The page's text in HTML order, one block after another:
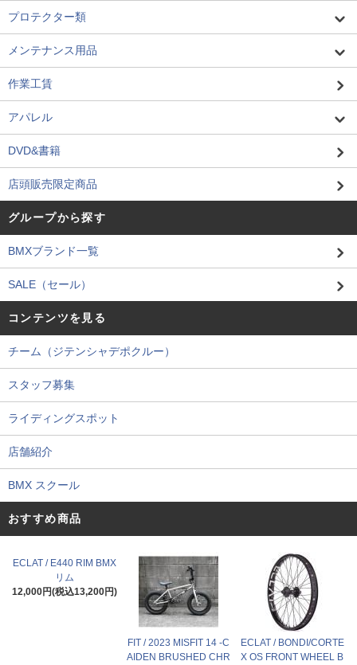
プロテクター類
メンテナンス用品
作業工賃
アパレル
DVD&書籍
店頭販売限定商品
グループから探す
BMXブランド一覧
SALE（セール）
コンテンツを見る
チーム（ジテンシャデポクルー）
スタッフ募集
ライディングスポット
店舗紹介
BMX スクール
おすすめ商品
ECLAT / E440 RIM BMX
リム
12,000円(税込13,200円)
FIT / 2023 MISFIT 14 -C
AIDEN BRUSHED CHR
ECLAT / BONDI/CORTE
X OS FRONT WHEEL B